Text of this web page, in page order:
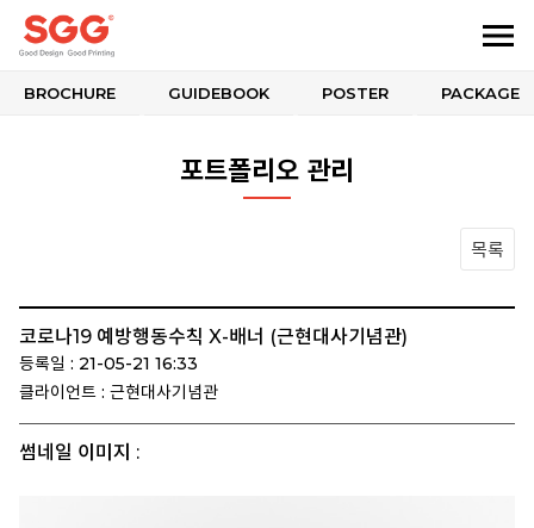
BROCHURE GUIDEBOOK POSTER PACKAGE
포트폴리오 관리
목록
코로나19 예방행동수칙 X-배너 (근현대사기념관)
등록일 : 21-05-21 16:33
클라이언트 : 근현대사기념관
썸네일 이미지 :